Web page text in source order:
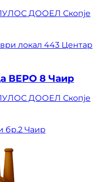
ДООЕЛ Скопје
локал 443 Центар
ВЕРО 8 Чаир
ДООЕЛ Скопје
бр.2 Чаир